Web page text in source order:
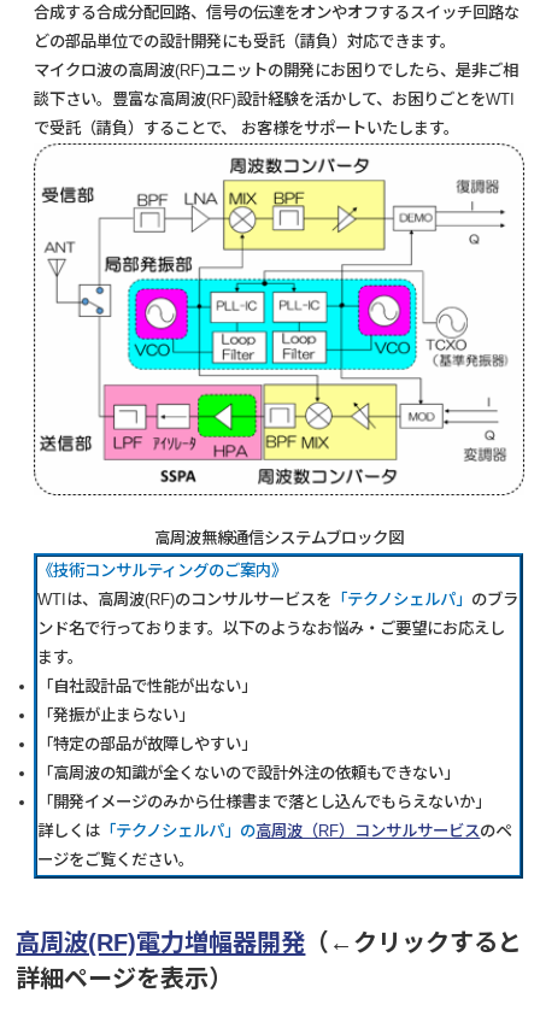
合成する合成分配回路、信号の伝達をオンやオフするスイッチ回路な
どの部品単位での設計開発にも受託（請負）対応できます。
マイクロ波の高周波(RF)ユニットの開発にお困りでしたら、是非ご相
談下さい。豊富な高周波(RF)設計経験を活かして、お困りごとをWTI
で受託（請負）することで、 お客様をサポートいたします。
高周波無線通信システムブロック図
《技術コンサルティングのご案内》
WTIは、高周波(RF)のコンサルサービスを 「テクノシェルパ」 のブラ
ンド名で行っております。以下のようなお悩み・ご要望にお応えし
ます。
「自社設計品で性能が出ない」
「発振が止まらない」
「特定の部品が故障しやすい」
「高周波の知識が全くないので設計外注の依頼もできない」
「開発イメージのみから仕様書まで落とし込んでもらえないか」
詳しくは 「テクノシェルパ」の高周波（RF）コンサルサービスのペ
ージをご覧ください。
高周波(RF)電力増幅器開発 （←クリックすると
詳細ページを表示）